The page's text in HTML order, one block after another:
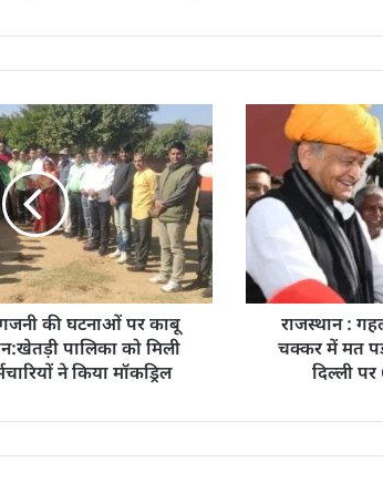
की घटनाओं पर काबू
पालिका को मिली
ने किया मॉकड्रिल
राजस्थान :
चक्कर में मत
दिल्ली